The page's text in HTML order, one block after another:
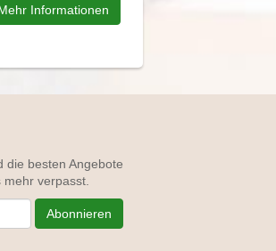
Informationen
die besten Angebote
verpasst.
Abonnieren